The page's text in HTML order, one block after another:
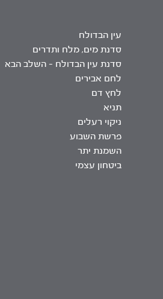
עין הבדולח
סדנת מים, מלח ותדרים
סדנת עין הבדולח – השלב הבא
לחם אבירים
לחץ דם
תניא
ניקוי רעלים
פרשת השבוע
השמנת יתר
ביטחון עצמי